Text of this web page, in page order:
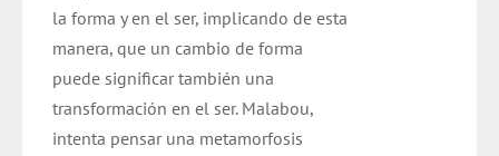
la forma y en el ser, implicando de esta
manera, que un cambio de forma
puede significar también una
transformación en el ser. Malabou,
intenta pensar una metamorfosis